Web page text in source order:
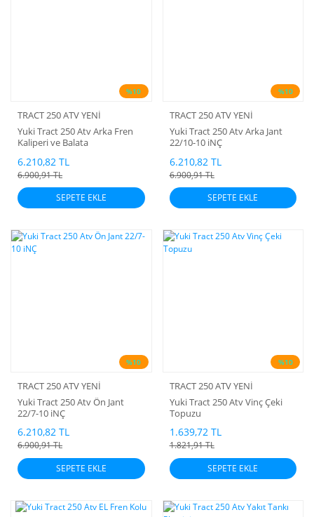
%10
TRACT 250 ATV YENİ
Yuki Tract 250 Atv Arka Fren
Kaliperi ve Balata
6.210,82 TL
6.900,91 TL
SEPETE EKLE
%10
TRACT 250 ATV YENİ
Yuki Tract 250 Atv Arka Jant
22/10-10 iNÇ
6.210,82 TL
6.900,91 TL
SEPETE EKLE
%10
TRACT 250 ATV YENİ
Yuki Tract 250 Atv Ön Jant
22/7-10 iNÇ
6.210,82 TL
6.900,91 TL
SEPETE EKLE
%10
TRACT 250 ATV YENİ
Yuki Tract 250 Atv Vinç Çeki
Topuzu
1.639,72 TL
1.821,91 TL
SEPETE EKLE